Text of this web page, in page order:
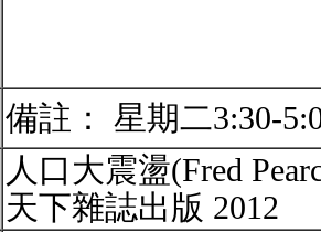
備註： 星期二3:30-
人口大震盪(Fred
天下雜誌出版 2012